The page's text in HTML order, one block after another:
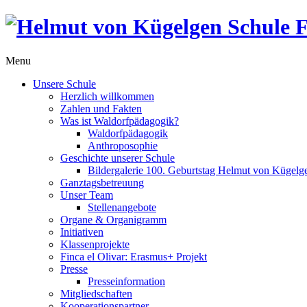
Menu
Unsere Schule
Herzlich willkommen
Zahlen und Fakten
Was ist Waldorfpädagogik?
Waldorfpädagogik
Anthroposophie
Geschichte unserer Schule
Bildergalerie 100. Geburtstag Helmut von
Ganztagsbetreuung
Unser Team
Stellenangebote
Organe & Organigramm
Initiativen
Klassenprojekte
Finca el Olivar: Erasmus+ Projekt
Presse
Presseinformation
Mitgliedschaften